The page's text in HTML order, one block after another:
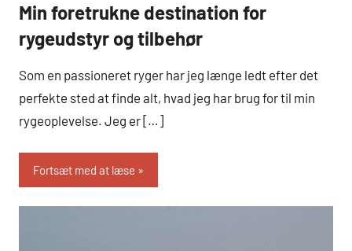
Hobby
Min foretrukne destination for
rygeudstyr og tilbehør
Som en passioneret ryger har jeg længe ledt efter det
perfekte sted at finde alt, hvad jeg har brug for til min
rygeoplevelse. Jeg er […]
Fortsæt med at læse